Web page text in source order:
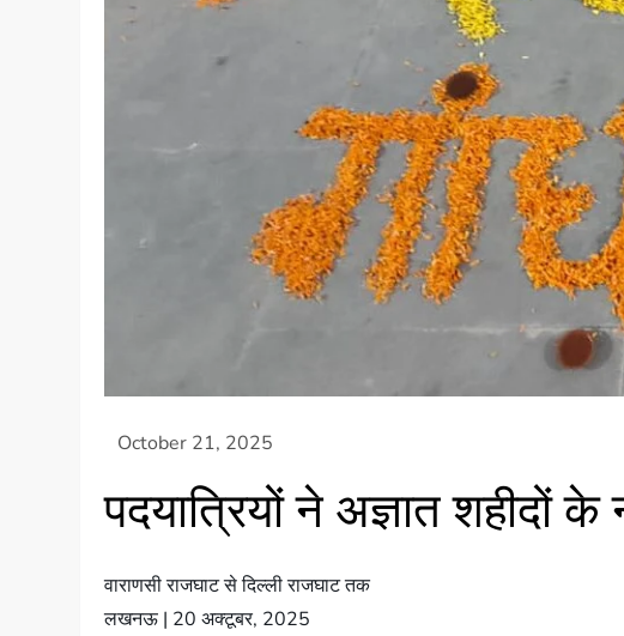
पदयात्रियों ने अज्ञात शहीदों
वाराणसी राजघाट से दिल्ली राजघाट तक
लखनऊ | 20 अक्टूबर, 2025